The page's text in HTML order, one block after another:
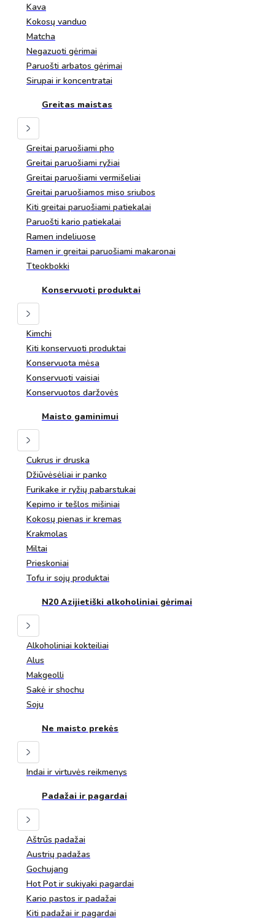
Kava
Kokosų vanduo
Matcha
Negazuoti gėrimai
Paruošti arbatos gėrimai
Sirupai ir koncentratai
Greitas maistas
Greitai paruošiami pho
Greitai paruošiami ryžiai
Greitai paruošiami vermišeliai
Greitai paruošiamos miso sriubos
Kiti greitai paruošiami patiekalai
Paruošti kario patiekalai
Ramen indeliuose
Ramen ir greitai paruošiami makaronai
Tteokbokki
Konservuoti produktai
Kimchi
Kiti konservuoti produktai
Konservuota mėsa
Konservuoti vaisiai
Konservuotos daržovės
Maisto gaminimui
Cukrus ir druska
Džiūvėsėliai ir panko
Furikake ir ryžių pabarstukai
Kepimo ir tešlos mišiniai
Kokosų pienas ir kremas
Krakmolas
Miltai
Prieskoniai
Tofu ir sojų produktai
N20 Azijietiški alkoholiniai gėrimai
Alkoholiniai kokteiliai
Alus
Makgeolli
Sakė ir shochu
Soju
Ne maisto prekės
Indai ir virtuvės reikmenys
Padažai ir pagardai
Aštrūs padažai
Austrių padažas
Gochujang
Hot Pot ir sukiyaki pagardai
Kario pastos ir padažai
Kiti padažai ir pagardai